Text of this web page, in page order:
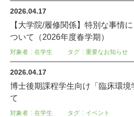
2026.04.17
【大学院/履修関係】特別な事情
ついて（2026年度春学期）
対象者 在学生 タグ 重要なお知らせ
2026.04.17
博士後期課程学生向け「臨床環境
て
対象者 在学生 タグ イベント